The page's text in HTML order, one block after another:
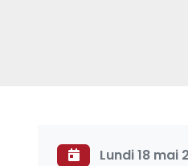
Lundi 18 mai